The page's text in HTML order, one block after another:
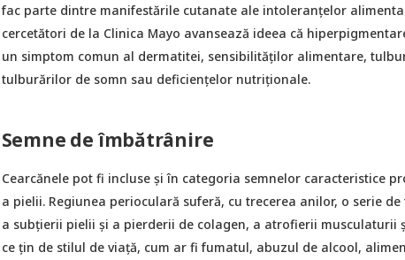
fac parte dintre manifestările cutanate ale intoleranțelor
cercetători de la Clinica Mayo avansează ideea că
un simptom comun al dermatitei, sensibilităților alimentare,
tulburărilor de somn sau deficiențelor nutriționale.
Semne de îmbătrânire
Cearcănele pot fi incluse și în categoria semnelor caracteristice
a pielii. Regiunea perioculară suferă, cu trecerea anilor, o serie
a subțierii pielii și a pierderii de colagen, a atrofierii musculaturii
ce țin de stilul de viață, cum ar fi fumatul, abuzul de alcool,